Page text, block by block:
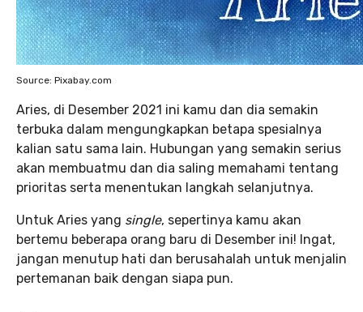
Source: Pixabay.com
Aries, di Desember 2021 ini kamu dan dia semakin
terbuka dalam mengungkapkan betapa spesialnya
kalian satu sama lain. Hubungan yang semakin serius
akan membuatmu dan dia saling memahami tentang
prioritas serta menentukan langkah selanjutnya.
Untuk Aries yang single, sepertinya kamu akan
bertemu beberapa orang baru di Desember ini! Ingat,
jangan menutup hati dan berusahalah untuk menjalin
pertemanan baik dengan siapa pun.